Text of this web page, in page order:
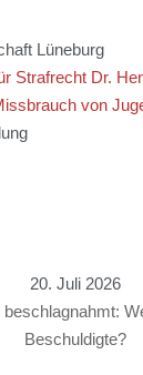
Lüneburg
Strafrecht Dr.
von
20. Juli 2026
Beschuldigte?